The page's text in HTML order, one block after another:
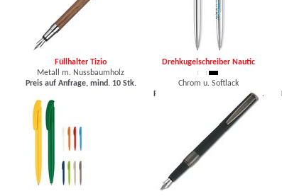
Füllhalter Tizio
Metall m. Nussbaumholz
Preis auf Anfrage, mind. 10 Stk.
Drehkugelschreiber Nautic
Chrom u. Softlack
Preis auf Anfrage, mind. 25 Stk.